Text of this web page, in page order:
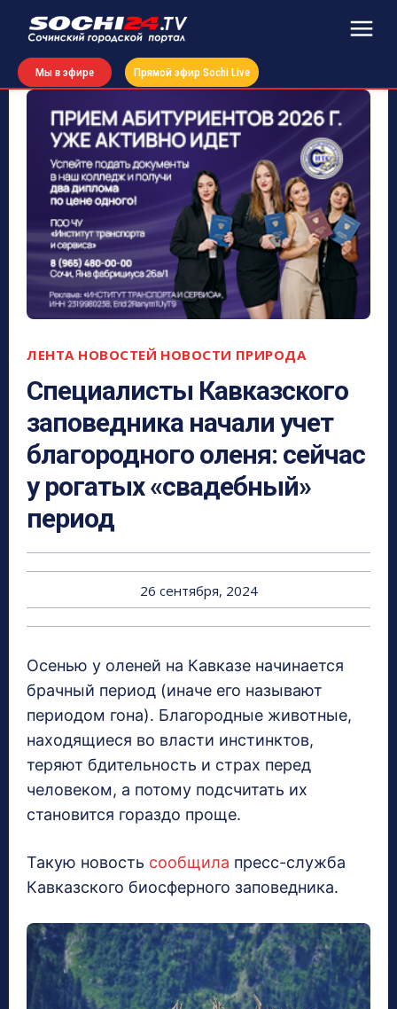
Мы в эфире Прямой эфир Sochi Live
ЛЕНТА НОВОСТЕЙ НОВОСТИ ПРИРОДА
Специалисты Кавказского
заповедника начали учет
благородного оленя: сейчас
у рогатых «свадебный»
период
26 сентября, 2024
Осенью у оленей на Кавказе начинается
брачный период (иначе его называют
периодом гона). Благородные животные,
находящиеся во власти инстинктов,
теряют бдительность и страх перед
человеком, а потому подсчитать их
становится гораздо проще.
Такую новость сообщила пресс-служба
Кавказского биосферного заповедника.